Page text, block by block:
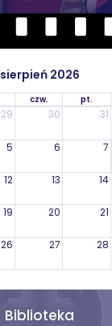
sierpień 2026
czw. pt.
29 30 31
5 6 7
12 13 14
19 20 21
26 27 28
Biblioteka